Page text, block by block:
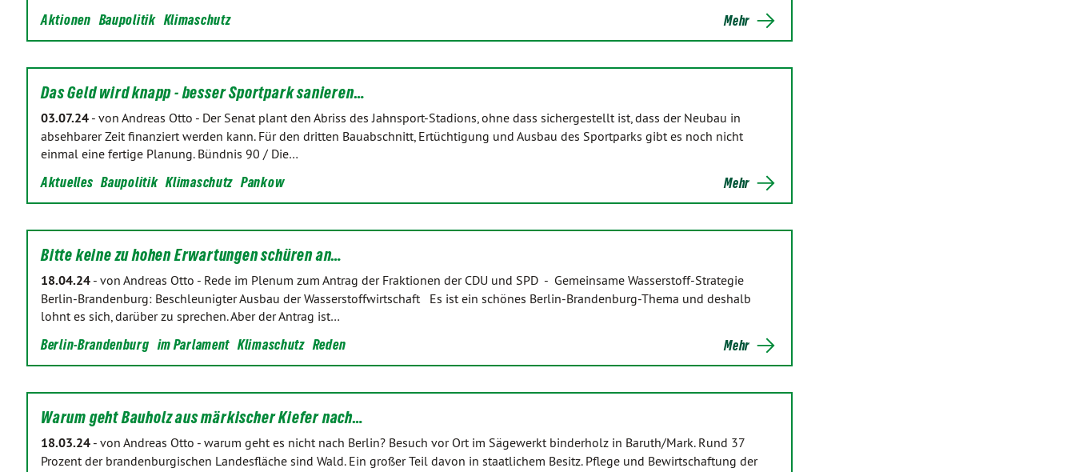
Aktionen Baupolitik Klimaschutz Mehr
Das Geld wird knapp - besser Sportpark sanieren…
03.07.24 - von Andreas Otto - Der Senat plant den Abriss des Jahnsport-Stadions, ohne dass sichergestellt ist, dass der Neubau in
absehbarer Zeit finanziert werden kann. Für den dritten Bauabschnitt, Ertüchtigung und Ausbau des Sportparks gibt es noch nicht
einmal eine fertige Planung. Bündnis 90 / Die…
Aktuelles Baupolitik Klimaschutz Pankow Mehr
Bitte keine zu hohen Erwartungen schüren an…
18.04.24 - von Andreas Otto - Rede im Plenum zum Antrag der Fraktionen der CDU und SPD - Gemeinsame Wasserstoff-Strategie
Berlin-Brandenburg: Beschleunigter Ausbau der Wasserstoffwirtschaft Es ist ein schönes Berlin-Brandenburg-Thema und deshalb
lohnt es sich, darüber zu sprechen. Aber der Antrag ist…
Berlin-Brandenburg im Parlament Klimaschutz Reden Mehr
Warum geht Bauholz aus märkischer Kiefer nach…
18.03.24 - von Andreas Otto - warum geht es nicht nach Berlin? Besuch vor Ort im Sägewerkt binderholz in Baruth/Mark. Rund 37
Prozent der brandenburgischen Landesfläche sind Wald. Ein großer Teil davon in staatlichem Besitz. Pflege und Bewirtschaftung der